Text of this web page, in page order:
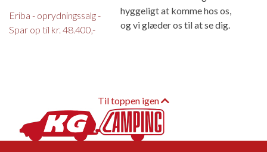
Eriba - oprydningssalg -
Spar op til kr. 48.400,-
hyggeligt at komme hos os,
og vi glæder os til at se dig.
Til toppen igen